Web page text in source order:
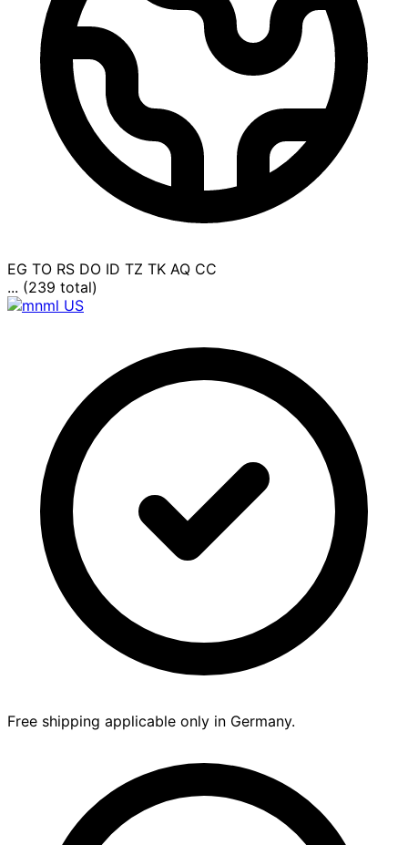
EG TO RS DO ID TZ TK AQ CC
... (239 total)
Free shipping applicable only in Germany.